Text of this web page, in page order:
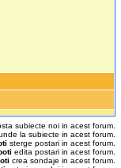
subiecte noi in acest forum.
la subiecte in acest forum.
sterge postari in acest forum.
edita postari in acest forum.
crea sondaje in acest forum.